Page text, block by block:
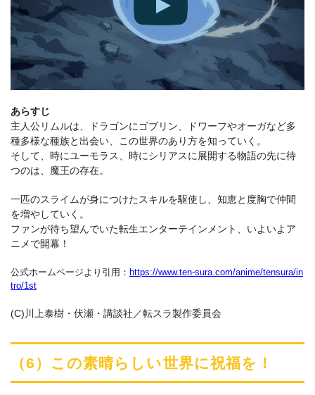
あらすじ
主人公リムルは、ドラゴンにゴブリン、ドワーフやオーガなど多
種多様な種族と出会い、この世界のあり方を知っていく。
そして、時にユーモラス、時にシリアスに展開する物語の先に待
つのは、魔王の存在。
一匹のスライムが身につけたスキルを駆使し、知恵と度胸で仲間
を増やしていく。
ファンが待ち望んでいた転生エンターテインメント、いよいよア
ニメで開幕！
公式ホームページより引用： https://www.ten-sura.com/anime/tensura/in
tro/1st
(C)川上泰樹・伏瀬・講談社／転スラ製作委員会
（6）この素晴らしい世界に祝福を！